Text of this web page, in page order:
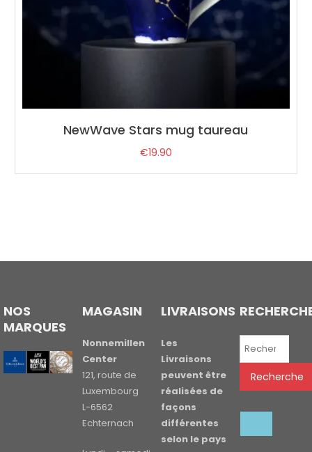
NewWave Stars mug taureau
€19.90
NOS
MARQUES
MAGASIN
Nonnemillen
Center
121, route de
Luxembourg
L-6562
Echternach
LIVRAISONS
Les
Livraisons
peuvent être
réalisées de
façons
différentes
selon le pays
Recherche
Recherche